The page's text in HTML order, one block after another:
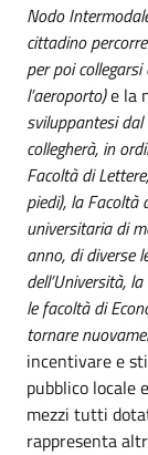
Nodo
cittadino
per poi
l’aeroporto)e la
sviluppantesi
collegherà, in
Facoltà di
piedi), la Facoltà
universitaria di
anno, di diverse
dell’Università,
le facoltà di
tornare
incentivare e
pubblico locale
mezzi tutti
rappresenta